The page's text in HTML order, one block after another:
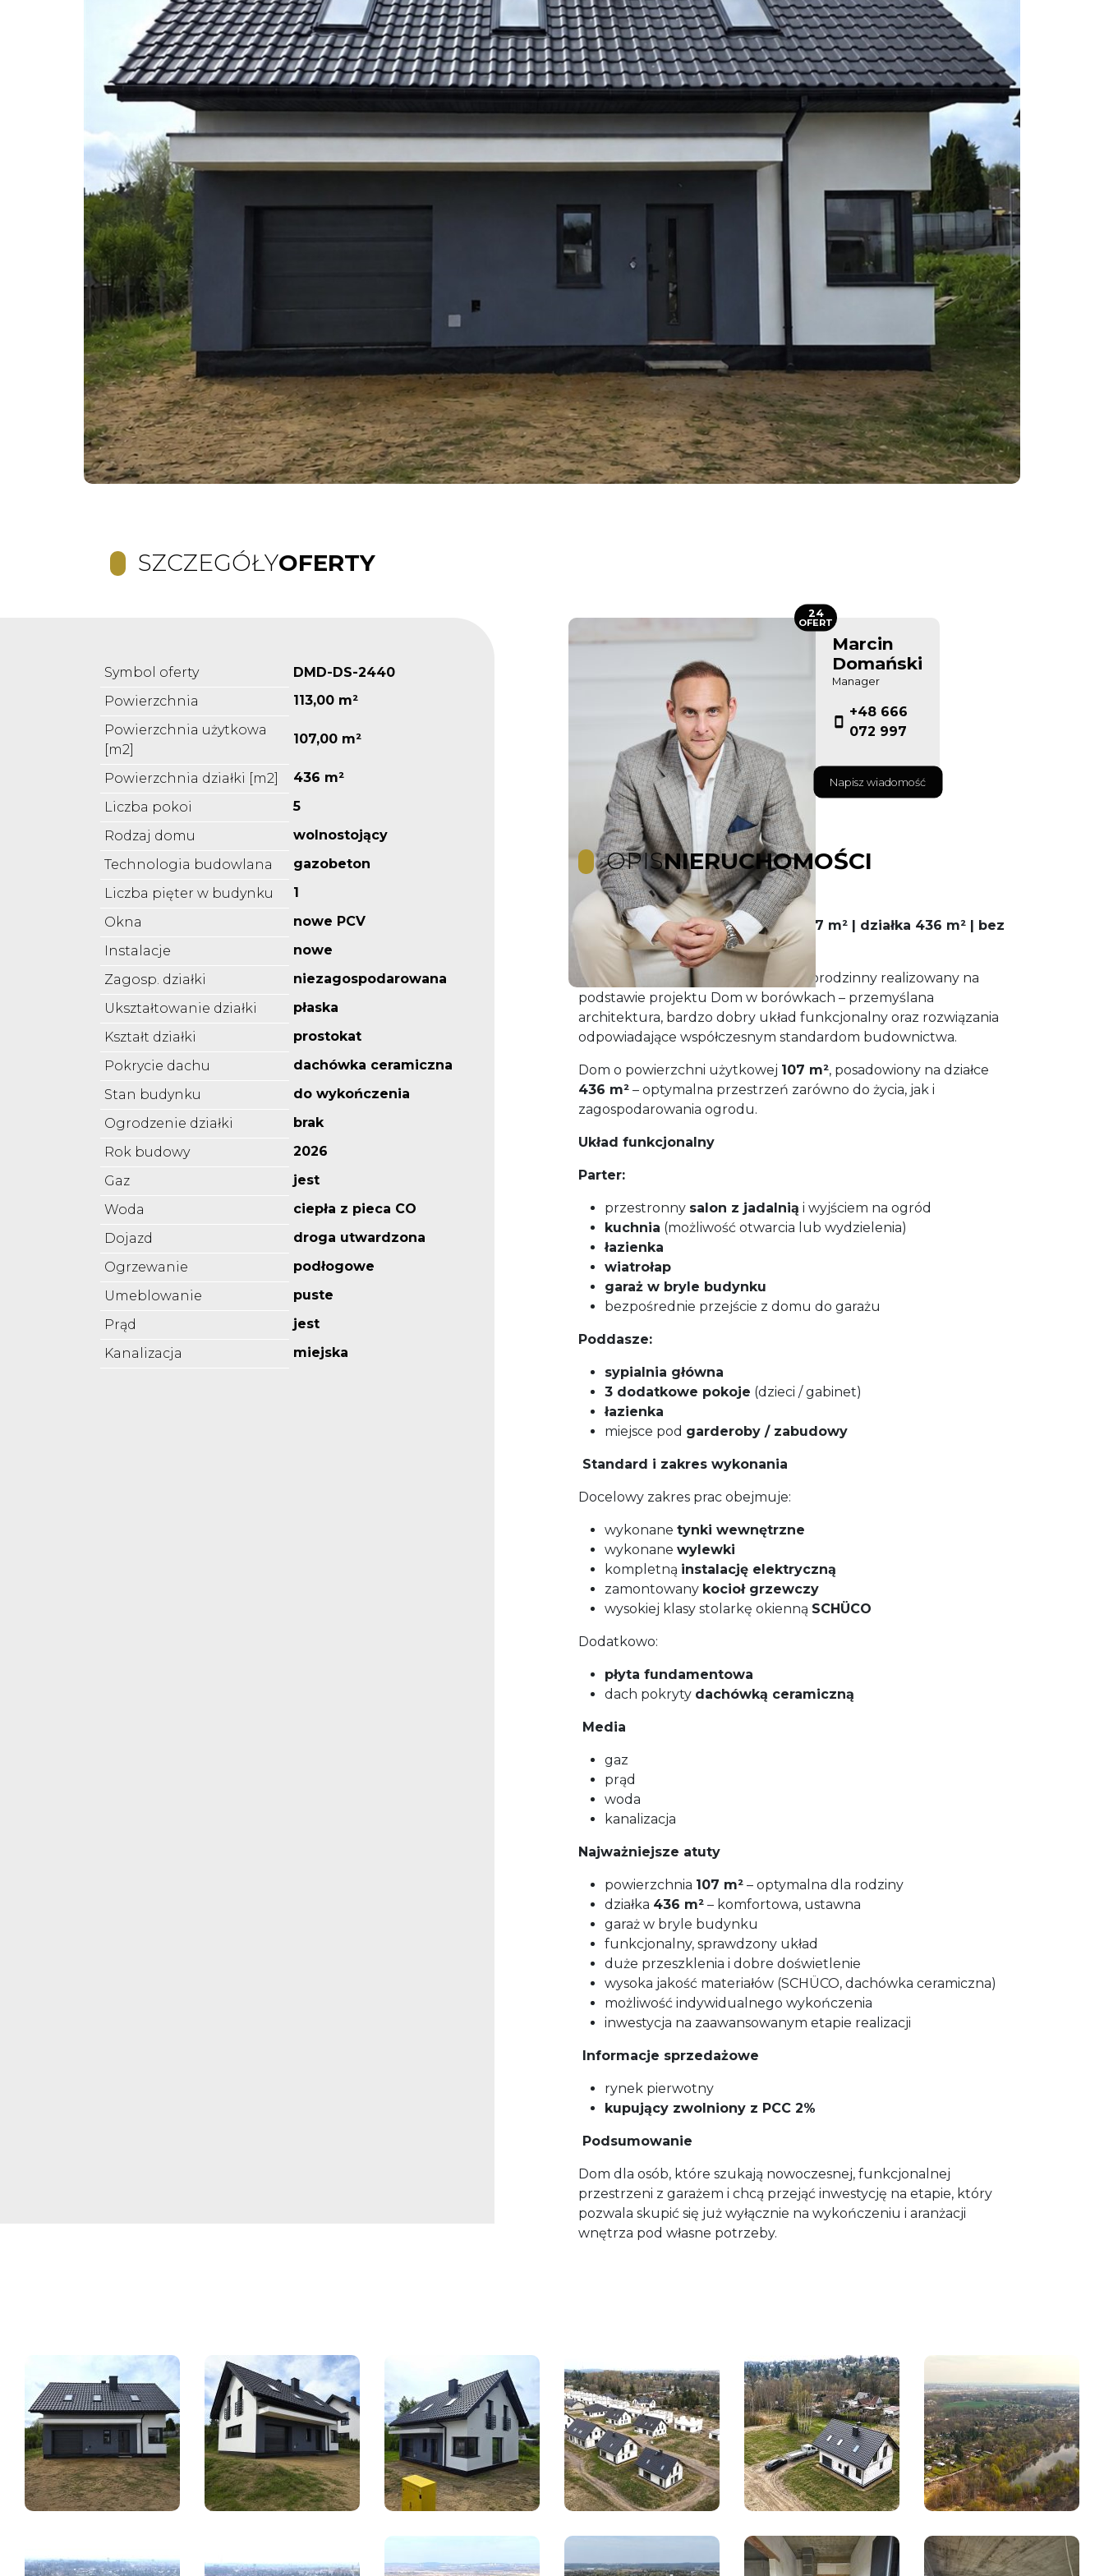
SZCZEGÓŁYOFERTY
Symbol oferty
DMD-DS-2440
Powierzchnia
113,00 m²
Powierzchnia użytkowa
[m2]
107,00 m²
Powierzchnia działki [m2]
436 m²
Liczba pokoi
5
Rodzaj domu
wolnostojący
Technologia budowlana
gazobeton
Liczba pięter w budynku
1
Okna
nowe PCV
Instalacje
nowe
Zagosp. działki
niezagospodarowana
Ukształtowanie działki
płaska
Kształt działki
prostokat
Pokrycie dachu
dachówka ceramiczna
Stan budynku
do wykończenia
Ogrodzenie działki
brak
Rok budowy
2026
Gaz
jest
Woda
ciepła z pieca CO
Dojazd
droga utwardzona
Ogrzewanie
podłogowe
Umeblowanie
puste
Prąd
jest
Kanalizacja
miejska
Marcin
Domański
Manager
+48 666
072 997
Napisz wiadomość
24
OFERT
OPISNIERUCHOMOŚCI
Nowoczesny dom z garażem | 107 m² | działka 436 m² | bez
Na sprzedaż nowoczesny dom jednorodzinny realizowany na
podstawie projektu Dom w borówkach – przemyślana
architektura, bardzo dobry układ funkcjonalny oraz rozwiązania
odpowiadające współczesnym standardom budownictwa.
Dom o powierzchni użytkowej 107 m², posadowiony na działce
436 m² – optymalna przestrzeń zarówno do życia, jak i
zagospodarowania ogrodu.
Układ funkcjonalny
Parter:
przestronny salon z jadalnią i wyjściem na ogród
kuchnia (możliwość otwarcia lub wydzielenia)
łazienka
wiatrołap
garaż w bryle budynku
bezpośrednie przejście z domu do garażu
Poddasze:
sypialnia główna
3 dodatkowe pokoje (dzieci / gabinet)
łazienka
miejsce pod garderoby / zabudowy
Standard i zakres wykonania
Docelowy zakres prac obejmuje:
wykonane tynki wewnętrzne
wykonane wylewki
kompletną instalację elektryczną
zamontowany kocioł grzewczy
wysokiej klasy stolarkę okienną SCHÜCO
Dodatkowo:
płyta fundamentowa
dach pokryty dachówką ceramiczną
Media
gaz
prąd
woda
kanalizacja
Najważniejsze atuty
powierzchnia 107 m² – optymalna dla rodziny
działka 436 m² – komfortowa, ustawna
garaż w bryle budynku
funkcjonalny, sprawdzony układ
duże przeszklenia i dobre doświetlenie
wysoka jakość materiałów (SCHÜCO, dachówka ceramiczna)
możliwość indywidualnego wykończenia
inwestycja na zaawansowanym etapie realizacji
Informacje sprzedażowe
rynek pierwotny
kupujący zwolniony z PCC 2%
Podsumowanie
Dom dla osób, które szukają nowoczesnej, funkcjonalnej
przestrzeni z garażem i chcą przejąć inwestycję na etapie, który
pozwala skupić się już wyłącznie na wykończeniu i aranżacji
wnętrza pod własne potrzeby.